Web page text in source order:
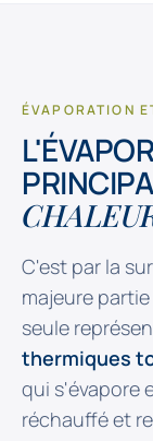
ÉVAPORATION
C'est par la
majeure
seule
thermiques
qui s'évapore
réchauffé et